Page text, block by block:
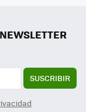
SUSCRIBIR